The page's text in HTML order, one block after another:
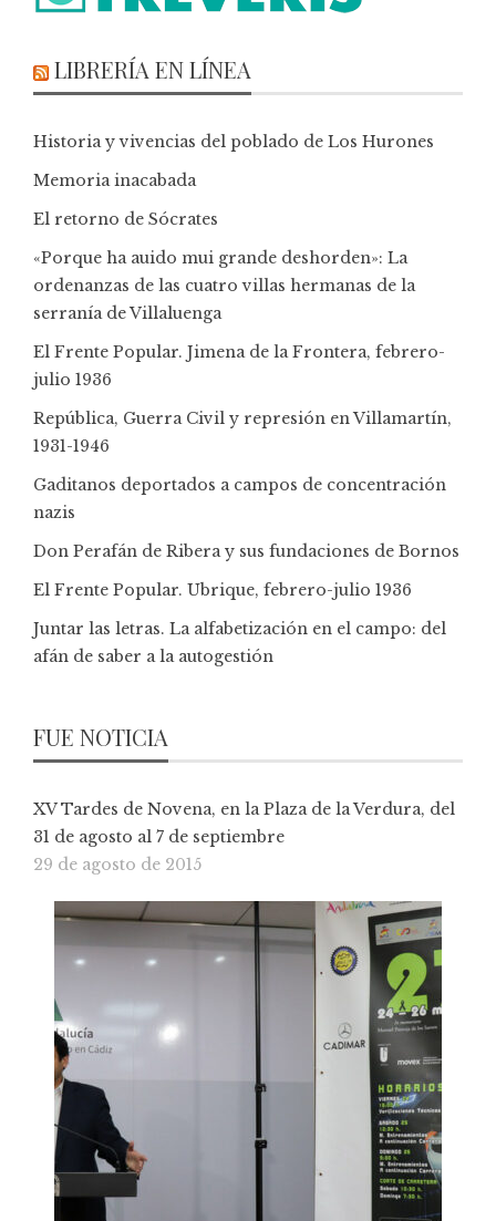
LIBRERÍA EN LÍNEA
Historia y vivencias del poblado de Los Hurones
Memoria inacabada
El retorno de Sócrates
«Porque ha auido mui grande deshorden»: La
ordenanzas de las cuatro villas hermanas de la
serranía de Villaluenga
El Frente Popular. Jimena de la Frontera, febrero-
julio 1936
República, Guerra Civil y represión en Villamartín,
1931-1946
Gaditanos deportados a campos de concentración
nazis
Don Perafán de Ribera y sus fundaciones de Bornos
El Frente Popular. Ubrique, febrero-julio 1936
Juntar las letras. La alfabetización en el campo: del
afán de saber a la autogestión
FUE NOTICIA
XV Tardes de Novena, en la Plaza de la Verdura, del
31 de agosto al 7 de septiembre
29 de agosto de 2015